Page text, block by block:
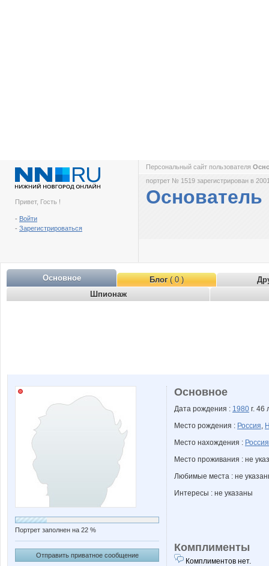
Привет, Гость !
- Войти
- Зарегистрироваться
Персональный сайт пользователя
портрет № 1519 зарегистрирован в
Основатель
Основное Блог( 0 )
Шпионаж
Портрет заполнен на 22 %
Отправить приватное сообщение
Основное
Дата рождения : 1980 г. 46
Место рождения : Россия,
Место нахождения : Россия
Место проживания : не
Любимые места : не
Интересы : не указаны
Комплименты
Комплиментов нет.